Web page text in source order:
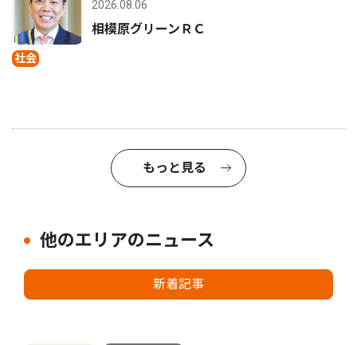
社会
2026.08.06
相模原グリーンＲＣ
もっと見る
他のエリアのニュース
新着記事